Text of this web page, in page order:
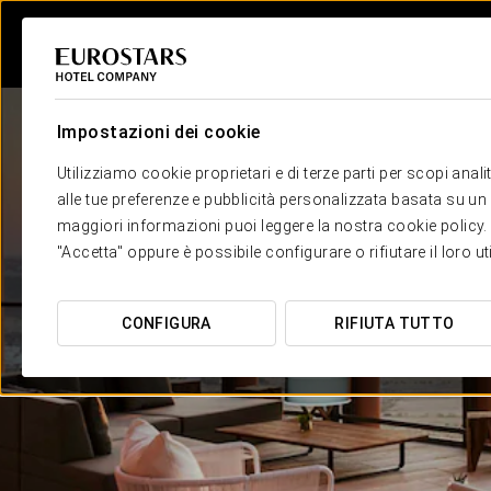
Impostazioni dei cookie
Utilizziamo cookie proprietari e di terze parti per scopi
alle tue preferenze e pubblicità personalizzata basata su
maggiori informazioni puoi leggere la nostra cookie
"Accetta" oppure è possibile configurare o rifiutare il loro
CONFIGURA RIFIUTA TUTTO